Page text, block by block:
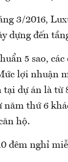
3/2016,
dựng đến
5 sao,
lợi nhuận
dự án là từ
năm thứ 6
hộ.
đêm nghỉ